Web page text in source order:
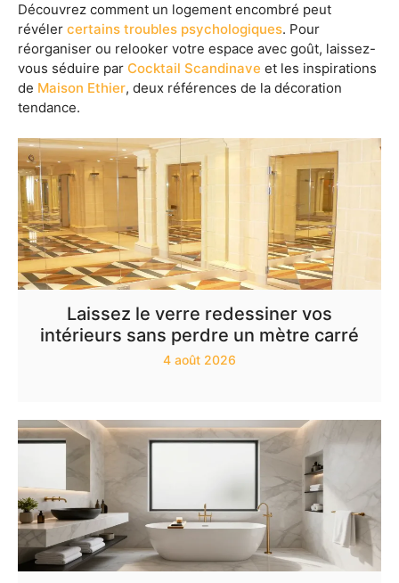
Découvrez comment un logement encombré peut
révéler certains troubles psychologiques. Pour
réorganiser ou relooker votre espace avec goût, laissez-
vous séduire par Cocktail Scandinave et les inspirations
de Maison Ethier, deux références de la décoration
tendance.
Laissez le verre redessiner vos
intérieurs sans perdre un mètre carré
4 août 2026